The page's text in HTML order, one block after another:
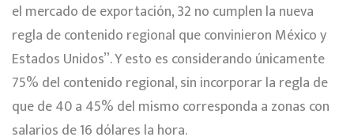
el mercado de exportación, 32 no cumplen la nueva
regla de contenido regional que convinieron México y
Estados Unidos”. Y esto es considerando únicamente
75% del contenido regional, sin incorporar la regla de
que de 40 a 45% del mismo corresponda a zonas con
salarios de 16 dólares la hora.